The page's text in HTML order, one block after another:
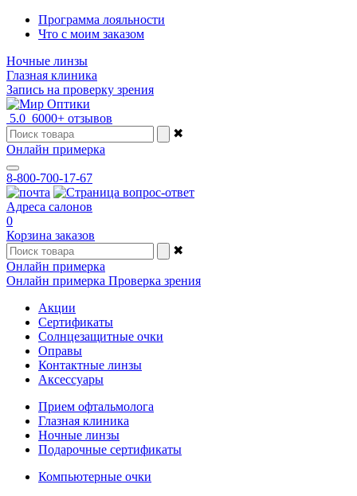
Программа лояльности
Что с моим заказом
Ночные линзы
Глазная клиника
Запись на проверку зрения
5.0 6000+ отзывов
✖
Онлайн примерка
8-800-700-17-67
Адреса салонов
0
Корзина заказов
✖
Онлайн примерка
Онлайн примерка Проверка зрения
Акции
Сертификаты
Солнцезащитные очки
Оправы
Контактные линзы
Аксессуары
Прием офтальмолога
Глазная клиника
Ночные линзы
Подарочные сертификаты
Компьютерные очки